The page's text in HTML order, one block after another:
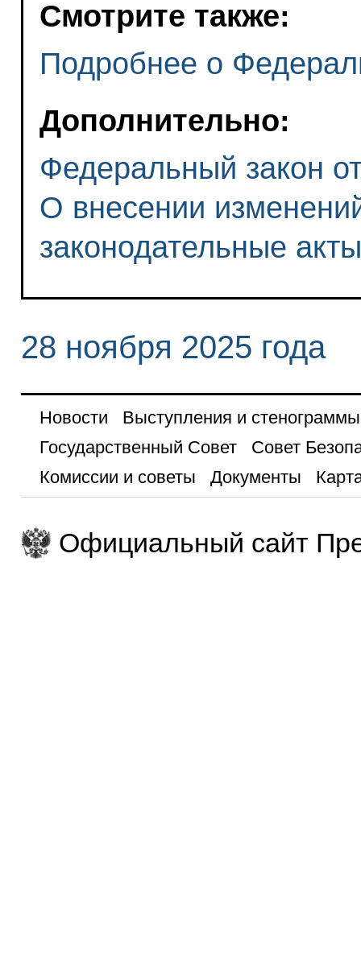
Смотрите также:
Подробнее о
Дополнительно:
Федеральный закон
О внесении
законодательные
28 ноября 2025 года
Новости
Выступления и стенограммы
Государственный Совет
Совет
Комиссии и советы
Документы
Официальный сайт